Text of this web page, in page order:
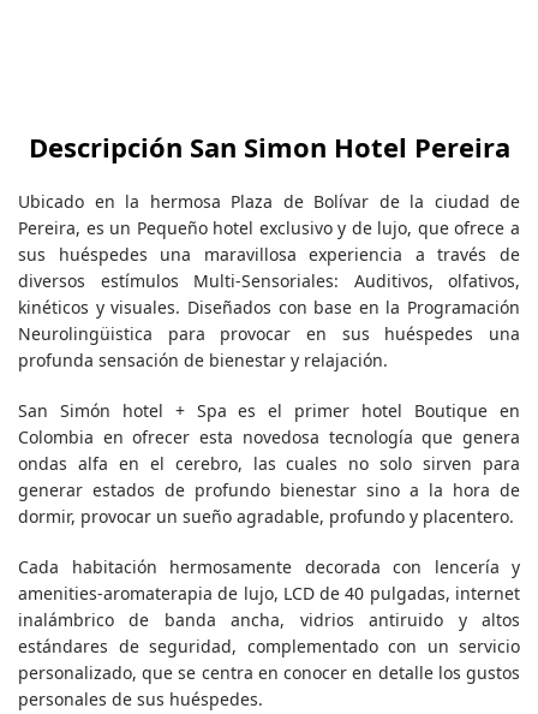
Descripción San Simon Hotel Pereira
Ubicado en la hermosa Plaza de Bolívar de la ciudad de
Pereira, es un Pequeño hotel exclusivo y de lujo, que ofrece a
sus huéspedes una maravillosa experiencia a través de
diversos estímulos Multi-Sensoriales: Auditivos, olfativos,
kinéticos y visuales. Diseñados con base en la Programación
Neurolingüistica para provocar en sus huéspedes una
profunda sensación de bienestar y relajación.
San Simón hotel + Spa es el primer hotel Boutique en
Colombia en ofrecer esta novedosa tecnología que genera
ondas alfa en el cerebro, las cuales no solo sirven para
generar estados de profundo bienestar sino a la hora de
dormir, provocar un sueño agradable, profundo y placentero.
Cada habitación hermosamente decorada con lencería y
amenities-aromaterapia de lujo, LCD de 40 pulgadas, internet
inalámbrico de banda ancha, vidrios antiruido y altos
estándares de seguridad, complementado con un servicio
personalizado, que se centra en conocer en detalle los gustos
personales de sus huéspedes.